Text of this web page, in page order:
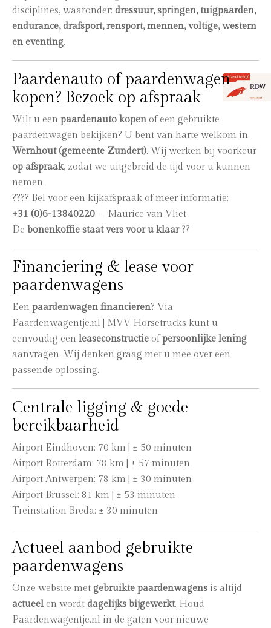
disciplines, waaronder: dressuur, springen, tuigpaarden,
endurance, drafsport, rensport, mennen, voltige, western
en eventing.
Paardenauto of paardenwagen
kopen? Bezoek op afspraak
Wilt u een paardenauto kopen of een gebruikte
paardenwagen bekijken? U bent van harte welkom in
Wernhout (gemeente Zundert). Wij werken bij voorkeur
op afspraak, zodat we uitgebreid de tijd voor u kunnen
nemen.
???? Bel voor een kijkafspraak of meer informatie:
+31 (0)6-13840220 – Maurice van Vliet
De bonenkoffie staat vers voor u klaar??
Financiering & lease voor
paardenwagens
Een paardenwagen financieren? Via
Paardenwagentje.nl | MVV Horsetrucks kunt u
eenvoudig een leaseconstructie ofpersoonlijke lening
aanvragen. Wij denken graag met u mee over een
passende oplossing.
Centrale ligging & goede
bereikbaarheid
Airport Eindhoven: 70 km | ± 50 minuten
Airport Rotterdam: 78 km | ± 57 minuten
Airport Antwerpen: 78 km | ± 30 minuten
Airport Brussel: 81 km | ± 53 minuten
Treinstation Breda: ± 30 minuten
Actueel aanbod gebruikte
paardenwagens
Onze website met gebruikte paardenwagens is altijd
actueel en wordt dagelijks bijgewerkt. Houd
Paardenwagentje.nl in de gaten voor nieuwe